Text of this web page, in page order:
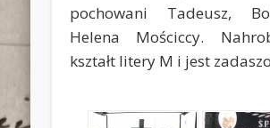
pochowani Tadeusz,
Helena Mościccy.
kształt litery M i jest